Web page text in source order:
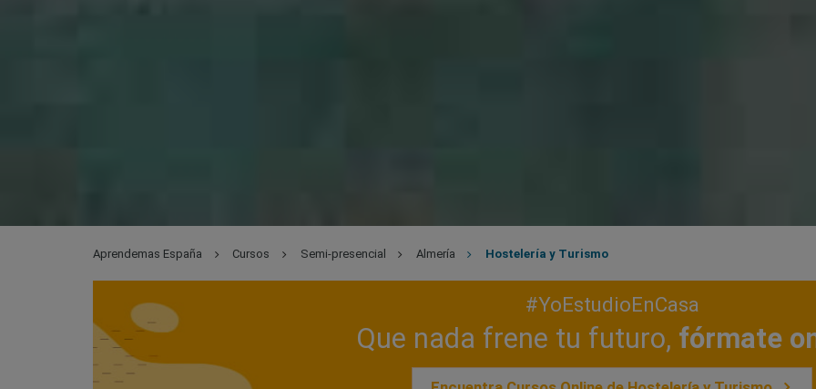
Aprendemas España Cursos Semi-presencial Almería Hostelería y Turismo
#YoEstudioEnCasa
Que nada frene tu futuro, fórmate